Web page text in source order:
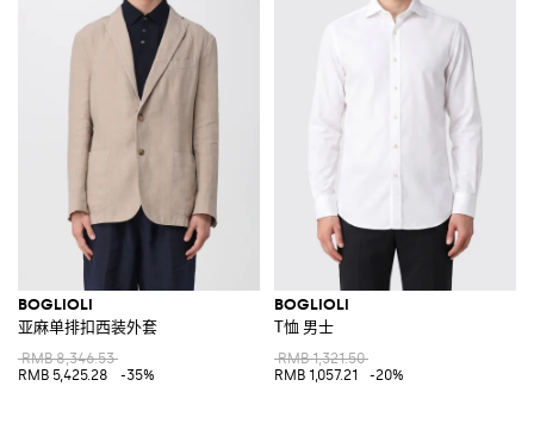
BOGLIOLI
亚麻单排扣西装外套
RMB 8,346.53
RMB 5,425.28
-35%
BOGLIOLI
T恤 男士
RMB 1,321.50
RMB 1,057.21
-20%